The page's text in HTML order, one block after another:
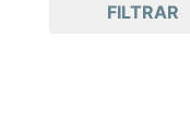
FILTRAR